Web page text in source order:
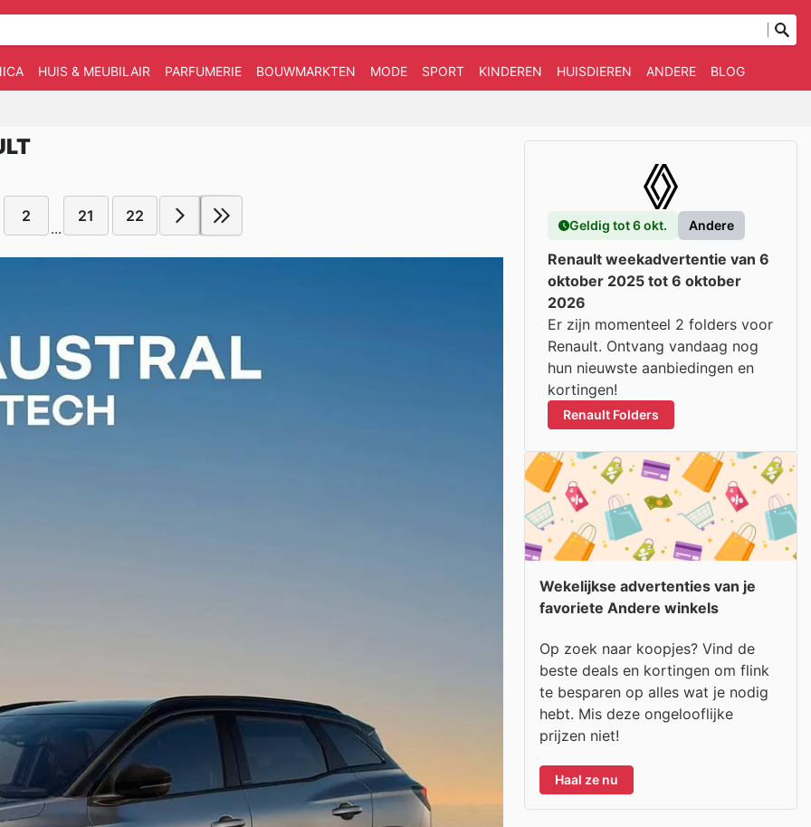
HUIS & MEUBILAIR PARFUMERIE BOUWMARKTEN MODE SPORT KINDEREN HUISDIEREN ANDERE BLOG
2
...
21 22
Geldig tot 6 okt. Andere
Renault weekadvertentie van 6
oktober 2025 tot 6 oktober
2026
Er zijn momenteel 2 folders voor
Renault. Ontvang vandaag nog
hun nieuwste aanbiedingen en
kortingen!
Renault Folders
Wekelijkse advertenties van je
favoriete Andere winkels
Op zoek naar koopjes? Vind de
beste deals en kortingen om flink
te besparen op alles wat je nodig
hebt. Mis deze ongelooflijke
prijzen niet!
Haal ze nu